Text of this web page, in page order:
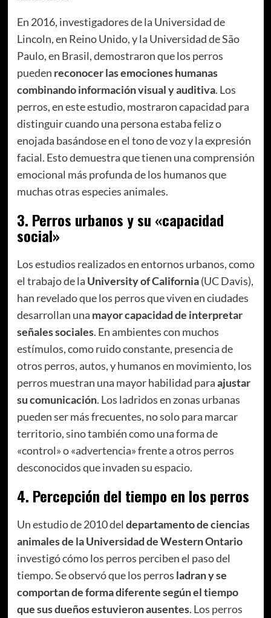
En 2016, investigadores de la Universidad de
Lincoln, en Reino Unido, y la Universidad de São
Paulo, en Brasil, demostraron que los perros
pueden reconocer las emociones humanas
combinando información visual y auditiva. Los
perros, en este estudio, mostraron capacidad para
distinguir cuando una persona estaba feliz o
enojada basándose en el tono de voz y la expresión
facial. Esto demuestra que tienen una comprensión
emocional más profunda de los humanos que
muchas otras especies animales.
3. Perros urbanos y su «capacidad
social»
Los estudios realizados en entornos urbanos, como
el trabajo de la University of California(UC Davis),
han revelado que los perros que viven en ciudades
desarrollan una mayor capacidad de interpretar
señales sociales. En ambientes con muchos
estímulos, como ruido constante, presencia de
otros perros, autos, y humanos en movimiento, los
perros muestran una mayor habilidad paraajustar
su comunicación. Los ladridos en zonas urbanas
pueden ser más frecuentes, no solo para marcar
territorio, sino también como una forma de
«control» o «advertencia» frente a otros perros
desconocidos que invaden su espacio.
4. Percepción del tiempo en los perros
Un estudio de 2010 del departamento de ciencias
animales de la Universidad de Western Ontario
investigó cómo los perros perciben el paso del
tiempo. Se observó que los perros ladran y se
comportan de forma diferente según el tiempo
que sus dueños estuvieron ausentes. Los perros